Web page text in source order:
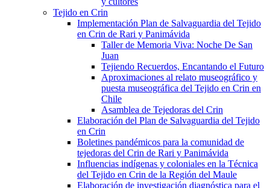
Tejido en Crin
Implementación Plan de Salvaguardia del Tejido
en Crin de Rari y Panimávida
Taller de Memoria Viva: Noche De San
Juan
Tejiendo Recuerdos, Encantando el Futuro
Aproximaciones al relato museográfico y
puesta museográfica del Tejido en Crin en
Chile
Asamblea de Tejedoras del Crin
Elaboración del Plan de Salvaguardia del Tejido
en Crin
Boletines pandémicos para la comunidad de
tejedoras del Crin de Rari y Panimávida
Influencias indígenas y coloniales en la Técnica
del Tejido en Crin de la Región del Maule
Elaboración de investigación diagnóstica para el